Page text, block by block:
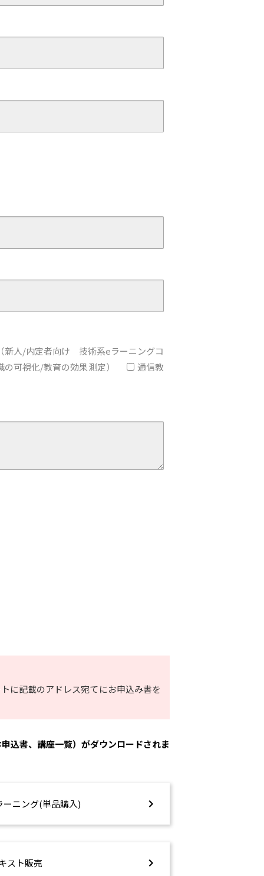
新人/内定者向け 技術系eラーニングコ
可視化/教育の効果測定）
通信教
に記載のアドレス宛てにお申込み書を
込書、講座一覧）がダウンロードされま
ーニング(単品購入)
スト販売